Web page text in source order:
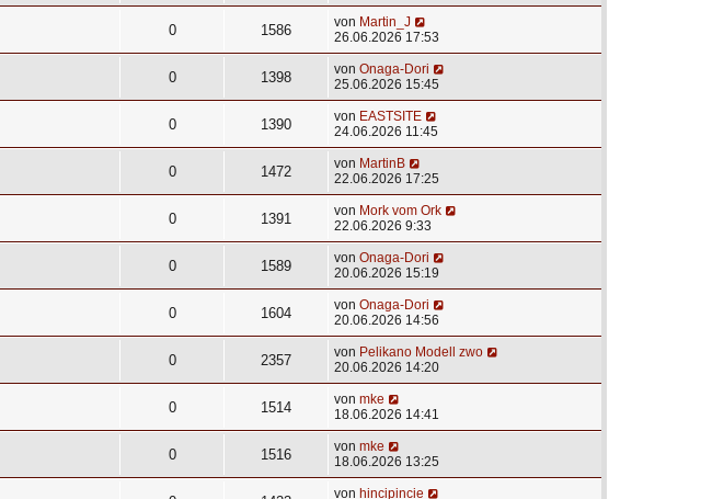
0 1586 von Martin_J
26.06.2026 17:53
0 1398 von Onaga-Dori
25.06.2026 15:45
0 1390 von EASTSITE
24.06.2026 11:45
0 1472 von MartinB
22.06.2026 17:25
0 1391 von Mork vom Ork
22.06.2026 9:33
0 1589 von Onaga-Dori
20.06.2026 15:19
0 1604 von Onaga-Dori
20.06.2026 14:56
0 2357 von Pelikano Modell zwo
20.06.2026 14:20
0 1514 von mke
18.06.2026 14:41
0 1516 von mke
18.06.2026 13:25
von hincipincie